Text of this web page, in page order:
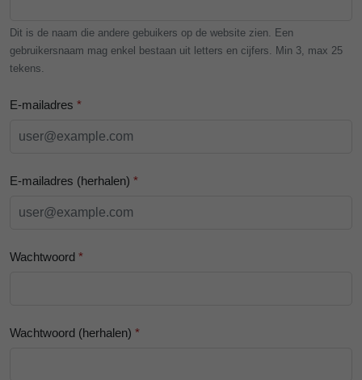
Dit is de naam die andere gebuikers op de website zien. Een
gebruikersnaam mag enkel bestaan uit letters en cijfers. Min 3, max 25
tekens.
E-mailadres *
E-mailadres (herhalen) *
Wachtwoord *
Wachtwoord (herhalen) *